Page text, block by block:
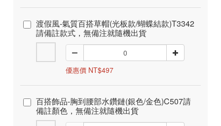
渡假風-氣質百搭草帽(光板款/蝴蝶結款)T3342
請備註款式，無備注就隨機出貨
優惠價 NT$497
百搭飾品-胸到腰部水鑽鏈(銀色/金色)C507請
備註顏色，無備注就隨機出貨